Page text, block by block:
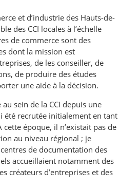
et d’industrie des Hauts-de-
des CCI locales à l’échelle
de commerce sont des
dont la mission est
de les conseiller, de
de produire des études
une aide à la décision.
sein de la CCI depuis une
été recrutée initialement en tant
époque, il n’existait pas de
au niveau régional ; je
de documentation des
accueillaient notamment des
créateurs d’entreprises et des